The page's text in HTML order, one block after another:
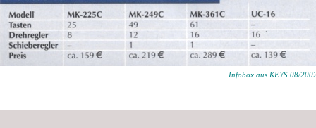
Infobox aus KEYS 08/